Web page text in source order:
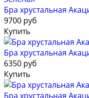
Бра хрустальная
9700 руб
Купить
Бра хрустальная
6350 руб
Купить
Бра хрустальная